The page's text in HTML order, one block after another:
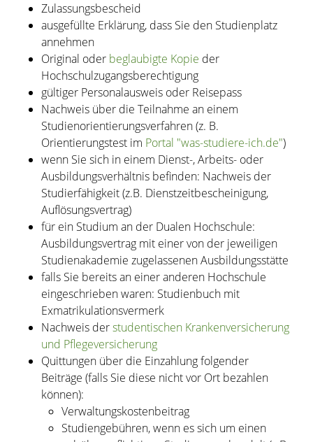
Zulassungsbescheid
ausgefüllte Erklärung, dass Sie den Studienplatz
annehmen
Original oder beglaubigte Kopie der
Hochschulzugangsberechtigung
gültiger Personalausweis oder Reisepass
Nachweis über die Teilnahme an einem
Studienorientierungsverfahren (z. B.
Orientierungstest im Portal "was-studiere-ich.de")
wenn Sie sich in einem Dienst-, Arbeits- oder
Ausbildungsverhältnis befinden: Nachweis der
Studierfähigkeit (z.B. Dienstzeitbescheinigung,
Auflösungsvertrag)
für ein Studium an der Dualen Hochschule:
Ausbildungsvertrag mit einer von der jeweiligen
Studienakademie zugelassenen Ausbildungsstätte
falls Sie bereits an einer anderen Hochschule
eingeschrieben waren: Studienbuch mit
Exmatrikulationsvermerk
Nachweis derstudentischen Krankenversicherung
und Pflegeversicherung
Quittungen über die Einzahlung folgender
Beiträge (falls Sie diese nicht vor Ort bezahlen
können):
Verwaltungskostenbeitrag
Studiengebühren, wenn es sich um einen